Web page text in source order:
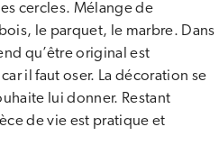
cercles. Mélange de
le parquet, le marbre. Dans
qu’être original est
il faut oser. La décoration se
lui donner. Restant
de vie est pratique et